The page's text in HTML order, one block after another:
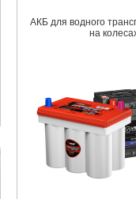
АКБ для водного
на